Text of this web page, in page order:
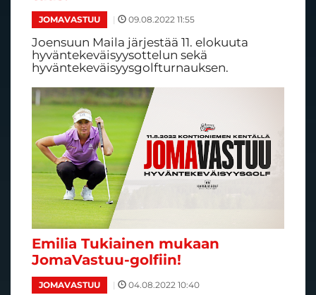
JOMAVASTUU | 09.08.2022 11:55
Joensuun Maila järjestää 11. elokuuta
hyväntekeväisyysottelun sekä
hyväntekeväisyysgolfturnauksen.
Emilia Tukiainen mukaan
JomaVastuu-golfiin!
JOMAVASTUU | 04.08.2022 10:40